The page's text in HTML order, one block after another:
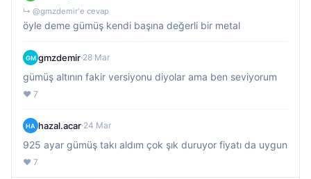
↳ @gmzdemir'e cevap
öyle deme gümüş kendi başına değerli bir metal
GM gmzdemir·28 Mar
gümüş altının fakir versiyonu diyolar ama ben seviyorum
❤️ 7
HA hazal.acar·24 Mar
925 ayar gümüş takı aldım çok şık duruyor fiyatı da uygun
❤️ 7